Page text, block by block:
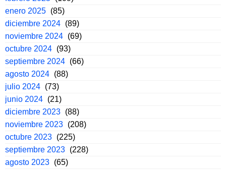
enero 2025 (85)
diciembre 2024 (89)
noviembre 2024 (69)
octubre 2024 (93)
septiembre 2024 (66)
agosto 2024 (88)
julio 2024 (73)
junio 2024 (21)
diciembre 2023 (88)
noviembre 2023 (208)
octubre 2023 (225)
septiembre 2023 (228)
agosto 2023 (65)